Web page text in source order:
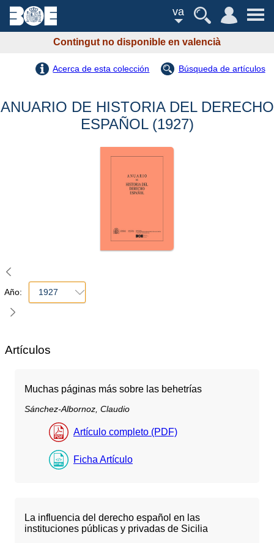
va
Contingut no disponible en valencià
Acerca de esta colección Búsqueda de artículos
ANUARIO DE HISTORIA DEL DERECHO
ESPAÑOL (1927)
Año: 1927
Artículos
Muchas páginas más sobre las behetrías
Sánchez-Albornoz, Claudio
Artículo completo (PDF)
Ficha Artículo
La influencia del derecho español en las
instituciones públicas y privadas de Sicilia